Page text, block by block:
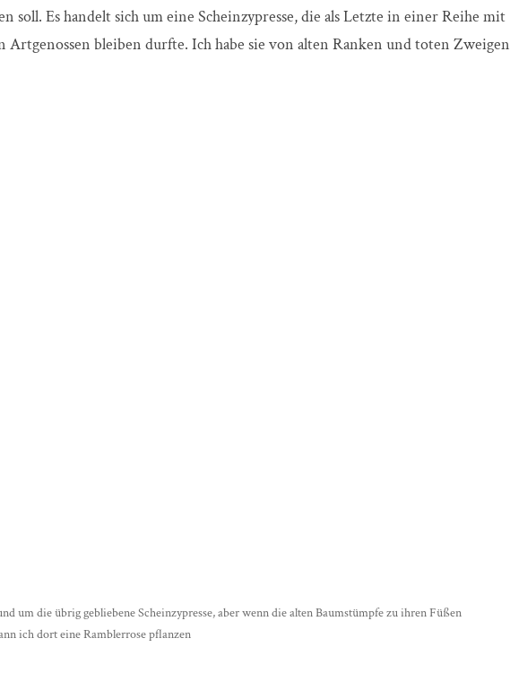
soll. Es handelt sich um eine Scheinzypresse, die als Letzte in einer Reihe mit
Artgenossen bleiben durfte. Ich habe sie von alten Ranken und toten Zweigen
um die übrig gebliebene Scheinzypresse, aber wenn die alten Baumstümpfe zu ihren Füßen
ich dort eine Ramblerrose pflanzen